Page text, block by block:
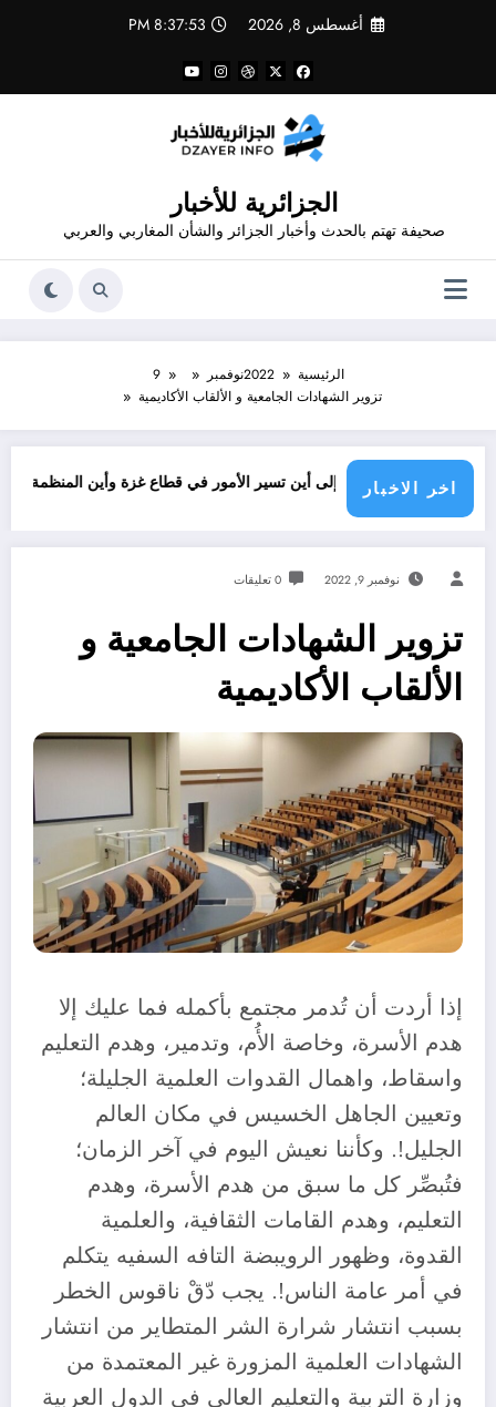
أغسطس 8, 2026 8:37:54 PM
الجزائرية للأخبار
صحيفة تهتم بالحدث وأخبار الجزائر والشأن المغاربي والعربي
الرئيسية 2022نوفمبر
9
تزوير الشهادات الجامعية و الألقاب الأكاديمية
اخر الاخبار
تسير الأمور في قطاع غزة وأين المنظمة والسلطة مما يجري ؟ رسميا الدخول
نوفمبر 9, 2022 0 تعليقات
تزوير الشهادات الجامعية و
الألقاب الأكاديمية
إذا أردت أن تُدمر مجتمع بأكمله فما عليك إلا
هدم الأسرة، وخاصة الأُم، وتدمير، وهدم التعليم
واسقاط، واهمال القدوات العلمية الجليلة؛
وتعيين الجاهل الخسيس في مكان العالم
الجليل!. وكأننا نعيش اليوم في آخر الزمان؛
فتُبصِّر كل ما سبق من هدم الأسرة، وهدم
التعليم، وهدم القامات الثقافية، والعلمية
القدوة، وظهور الرويبضة التافه السفيه يتكلم
في أمر عامة الناس!. يجب دّقْ ناقوس الخطر
بسبب انتشار شرارة الشر المتطاير من انتشار
الشهادات العلمية المزورة غير المعتمدة من
وزارة التربية والتعليم العالي في الدول العربية